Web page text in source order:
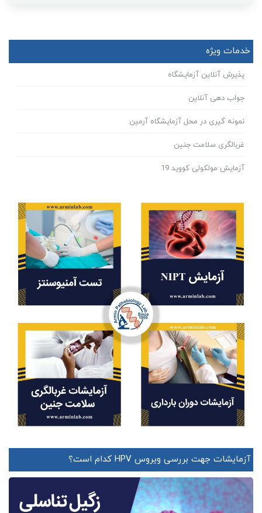
خدمات ویژه
پذیرش آنلاین آزمایشگاه
جواب دهی آنلاین
نمونه گیری در محل آزمایشگاه آرمین
غربالگری سلامت جنین
آزمایش مولکولی کووید 19
آزمایشات جهت بررسی ویروس HPV کدام است؟